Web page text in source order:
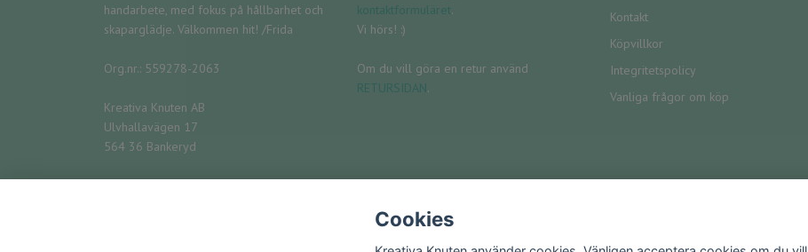
handarbete, med fokus på hållbarhet och
skaparglädje. Välkommen hit! /Frida
Org.nr.: 559278-2063
Kreativa Knuten AB
Ulvhallavägen 17
564 36 Bankeryd
kontaktformuläret.
Vi hörs! :)
Om du vill göra en retur använd
RETURSIDAN.
Kontakt
Köpvillkor
Integritetspolicy
Vanliga frågor om köp
Cookies